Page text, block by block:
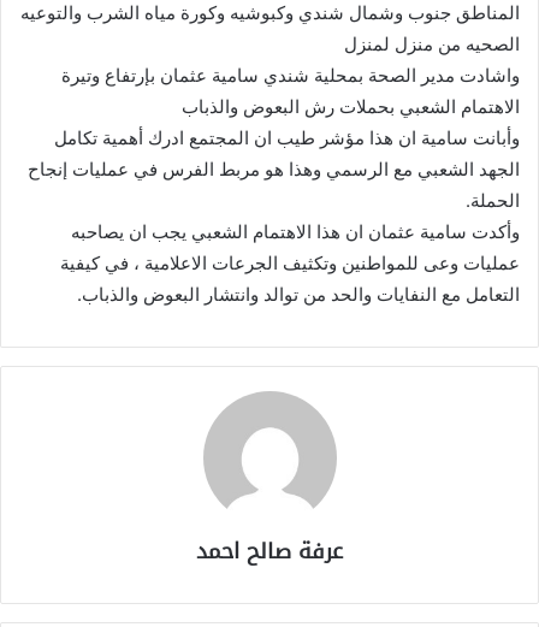
المناطق جنوب وشمال شندي وكبوشيه وكورة مياه الشرب والتوعيه
الصحيه من منزل لمنزل
واشادت مدير الصحة بمحلية شندي سامية عثمان بإرتفاع وتيرة
الاهتمام الشعبي بحملات رش البعوض والذباب
وأبانت سامية ان هذا مؤشر طيب ان المجتمع ادرك أهمية تكامل
الجهد الشعبي مع الرسمي وهذا هو مربط الفرس في عمليات إنجاح
الحملة.
وأكدت سامية عثمان ان هذا الاهتمام الشعبي يجب ان يصاحبه
عمليات وعى للمواطنين وتكثيف الجرعات الاعلامية ، في كيفية
التعامل مع النفايات والحد من توالد وانتشار البعوض والذباب.
عرفة صالح احمد